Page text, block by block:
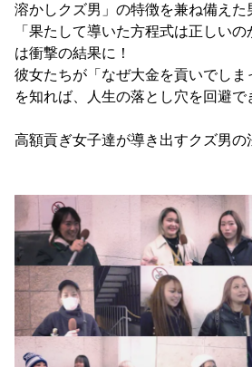
溶かしクズ男」の特徴を兼ね備えた
「果たして導いた方程式は正しい
は衝撃の結果に！
彼女たちが「なぜ大金を貢いでし
を知れば、人生の落とし穴を回避で
高額貢ぎ女子達が導き出すクズ男